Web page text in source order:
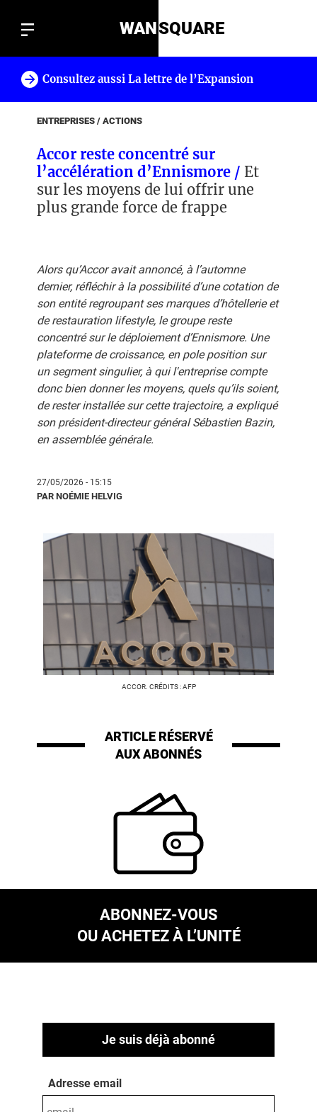
WANSQUARE
Consultez aussi La lettre de l’Expansion
ENTREPRISES / ACTIONS
Accor reste concentré sur
l’accélération d’Ennismore / Et
sur les moyens de lui offrir une
plus grande force de frappe
Alors qu’Accor avait annoncé, à l’automne
dernier, réfléchir à la possibilité d’une cotation de
son entité regroupant ses marques d’hôtellerie et
de restauration lifestyle, le groupe reste
concentré sur le déploiement d’Ennismore. Une
plateforme de croissance, en pole position sur
un segment singulier, à qui l'entreprise compte
donc bien donner les moyens, quels qu’ils soient,
de rester installée sur cette trajectoire, a expliqué
son président-directeur général Sébastien Bazin,
en assemblée générale.
27/05/2026 - 15:15
PAR NOÉMIE HELVIG
ACCOR. CRÉDITS : AFP
ARTICLE RÉSERVÉ
AUX ABONNÉS
ABONNEZ-VOUS
OU ACHETEZ À L’UNITÉ
Je suis déjà abonné
Adresse email